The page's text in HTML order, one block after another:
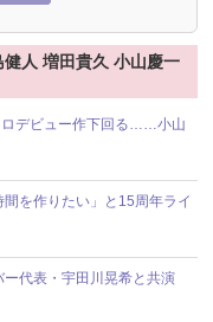
人 増田貴久 小山慶一
ロデビュー作下回る……小山
を作りたい」と15周年ライ
代表・宇田川晃希と共演